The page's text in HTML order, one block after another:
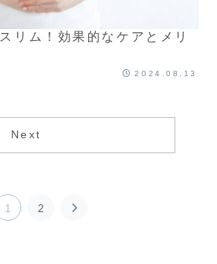
リム！効果的なケアとメリ
2024.08.13
Next
1 2 次